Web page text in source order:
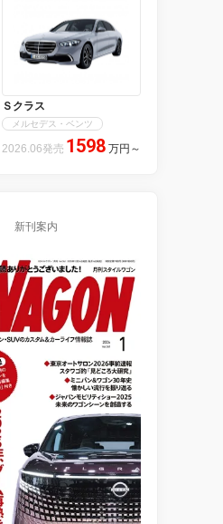
Ｓクラス
メルセデス・ベンツ
2026.06発売 1598 万円 ～
新刊案内